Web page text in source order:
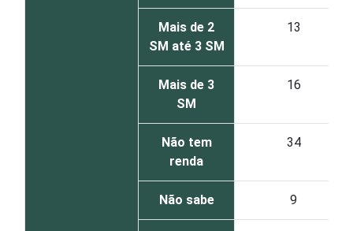
Mais de 2
SM até 3 SM
13
Mais de 3
SM
16
Não tem
renda
34
Não sabe 9